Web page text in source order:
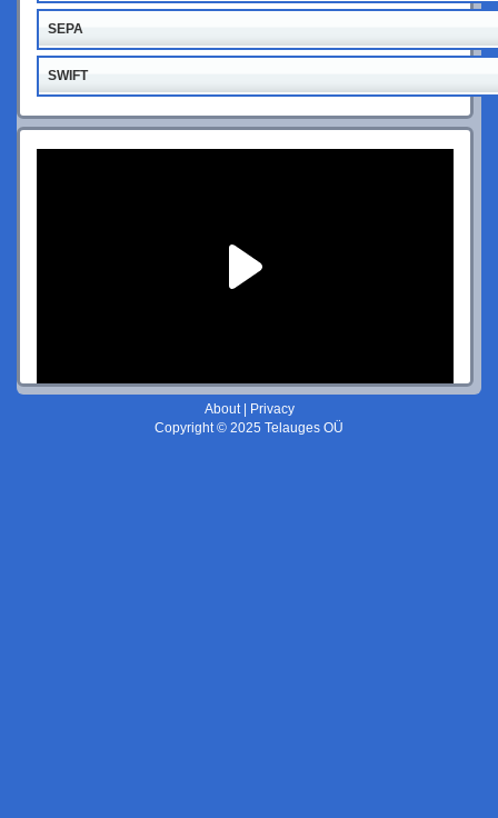
SEPA
SWIFT
About|
Privacy
Copyright © 2025 Telauges OÜ